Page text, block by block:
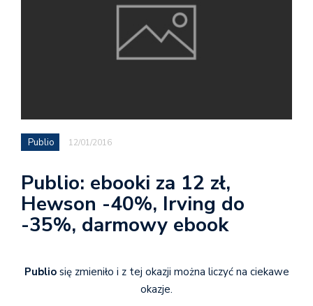
Publio 12/01/2016
Publio: ebooki za 12 zł,
Hewson -40%, Irving do
-35%, darmowy ebook
Publiosię zmieniło i z tej okazji można liczyć na ciekawe
okazje.